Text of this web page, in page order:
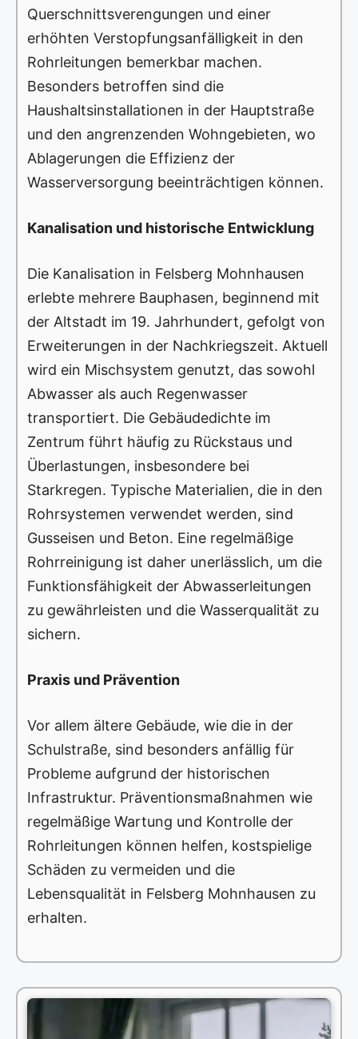
Querschnittsverengungen und einer
erhöhten Verstopfungsanfälligkeit in den
Rohrleitungen bemerkbar machen.
Besonders betroffen sind die
Haushaltsinstallationen in der Hauptstraße
und den angrenzenden Wohngebieten, wo
Ablagerungen die Effizienz der
Wasserversorgung beeinträchtigen können.
Kanalisation und historische Entwicklung
Die Kanalisation in Felsberg Mohnhausen
erlebte mehrere Bauphasen, beginnend mit
der Altstadt im 19. Jahrhundert, gefolgt von
Erweiterungen in der Nachkriegszeit. Aktuell
wird ein Mischsystem genutzt, das sowohl
Abwasser als auch Regenwasser
transportiert. Die Gebäudedichte im
Zentrum führt häufig zu Rückstaus und
Überlastungen, insbesondere bei
Starkregen. Typische Materialien, die in den
Rohrsystemen verwendet werden, sind
Gusseisen und Beton. Eine regelmäßige
Rohrreinigung ist daher unerlässlich, um die
Funktionsfähigkeit der Abwasserleitungen
zu gewährleisten und die Wasserqualität zu
sichern.
Praxis und Prävention
Vor allem ältere Gebäude, wie die in der
Schulstraße, sind besonders anfällig für
Probleme aufgrund der historischen
Infrastruktur. Präventionsmaßnahmen wie
regelmäßige Wartung und Kontrolle der
Rohrleitungen können helfen, kostspielige
Schäden zu vermeiden und die
Lebensqualität in Felsberg Mohnhausen zu
erhalten.